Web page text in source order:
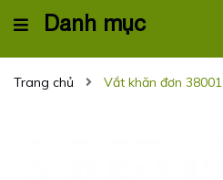
Danh mục
Trang chủ Vắt khăn đơn 38001